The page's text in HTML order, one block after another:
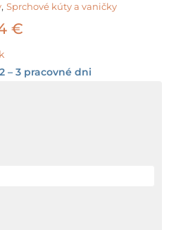
, Sprchové kúty a vaničky
€
208,64 €
– 3 pracovné dni